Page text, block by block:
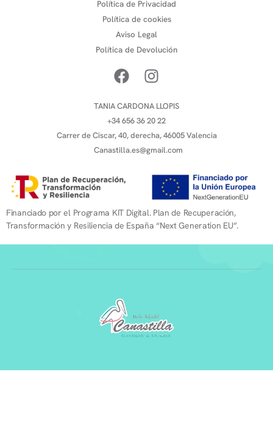
Política de Privacidad
Política de cookies
Aviso Legal
Política de Devolución
TANIA CARDONA LLOPIS
+34 656 36 20 22
Carrer de Ciscar, 40, derecha, 46005 Valencia
Canastilla.es@gmail.com
Financiado por el Programa KIT Digital. Plan de Recuperación,
Transformación y Resiliencia de España “Next Generation EU”.